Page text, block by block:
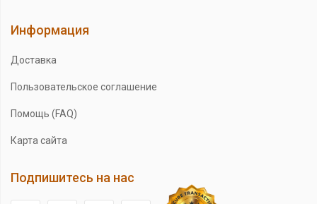
Информация
Доставка
Пользовательское соглашение
Помощь (FAQ)
Карта сайта
Подпишитесь на нас